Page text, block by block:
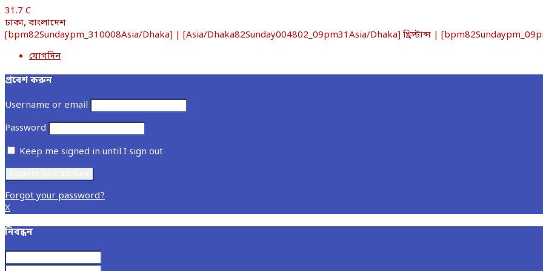
31.7 C
ঢাকা, বাংলাদেশ
[bpm82Sundaypm_310008Asia/Dhaka] | [Asia/Dhaka82Sunday004802_09pm31Asia/Dhaka] খ্রিস্টাব্দ |
যোগদিন
প্রবেশ করুন
Username or email
Password
Keep me signed in until I sign out
Forgot your password?
X
নিবন্ধন